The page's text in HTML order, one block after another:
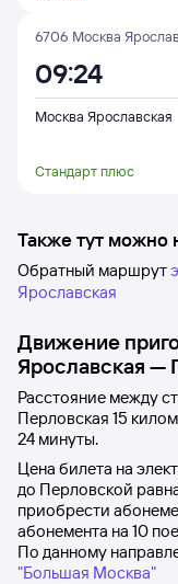
6706 Москва
09:24
Москва Ярославская
Стандарт плюс
Также тут можно
Обратный маршрут
Ярославская
Движение
Ярославская —
Расстояние между
Перловская 15
24 минуты.
Цена билета на
до Перловской
приобрести
абонемента на 10
По данному
"Большая Москва"